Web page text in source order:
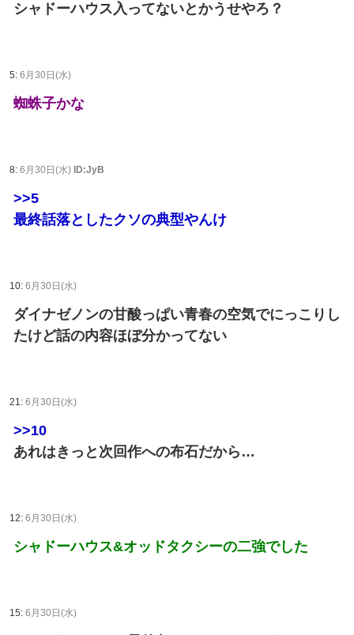
シャドーハウス入ってないとかうせやろ？
5: 6月30日(水)
蜘蛛子かな
8: 6月30日(水) ID:JyB
>>5
最終話落としたクソの典型やんけ
10: 6月30日(水)
ダイナゼノンの甘酸っぱい青春の空気でにっこりし
たけど話の内容ほぼ分かってない
21: 6月30日(水)
>>10
あれはきっと次回作への布石だから…
12: 6月30日(水)
シャドーハウス&オッドタクシーの二強でした
15: 6月30日(水)